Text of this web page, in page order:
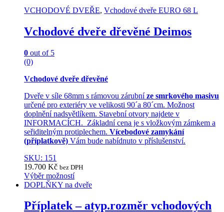
VCHODOVÉ DVEŘE, Vchodové dveře EURO 68 L
Vchodové dveře dřevěné Deimos
0 out of 5
(0)
Vchodové dveře dřevěné
Dveře v síle 68mm s rámovou zárubníze smrkového masivu
určené pro exteriéry ve velikosti 90´a 80´cm. Možnost
doplnění nadsvětlíkem. Stavební otvory najdete v
INFORMACÍCH. Základní cena je s vložkovým zámkem a
seřiditelným protiplechem. Vícebodové zamykání
(příplatkově) Vám bude nabídnuto v příslušenství.
SKU: 151
19.700 Kč bez DPH
Výběr možností
This
has
DOPLŇKY na dveře
Příplatek – atyp.rozměr vchodových